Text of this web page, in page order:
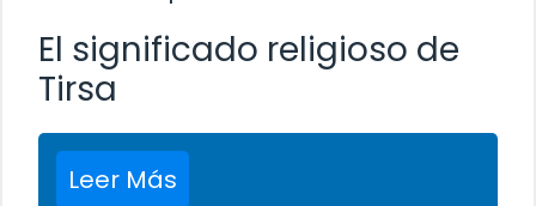
El significado religioso de
Tirsa
Leer Más